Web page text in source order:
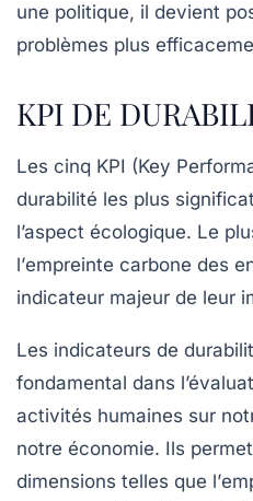
une politique, il devient
problèmes plus
KPI DE
Les cinq KPI (Key
durabilité les plus
l’aspect écologique. Le
l’empreinte carbone des
indicateur majeur de leur
Les indicateurs de
fondamental dans
activités humaines sur
notre économie. Ils
dimensions telles que l’